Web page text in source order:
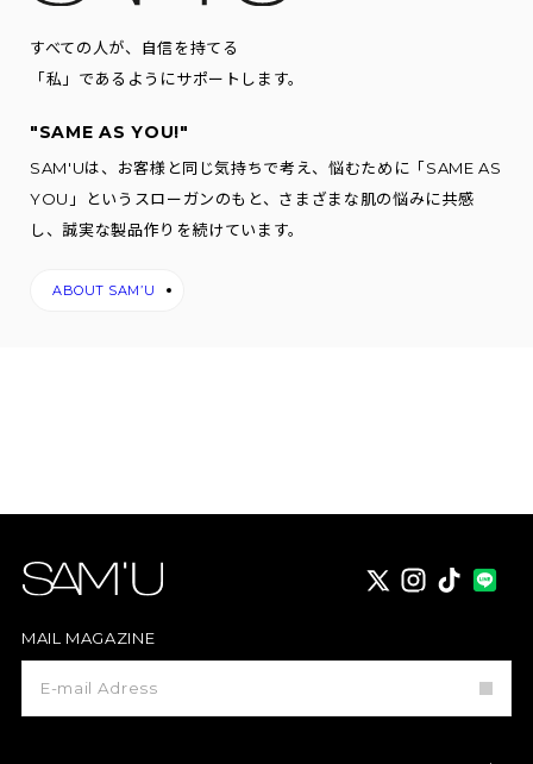
すべての人が、自信を持てる
「私」であるようにサポートします。
"SAME AS YOU!"
SAM'Uは、お客様と同じ気持ちで考え、悩むために「SAME AS
YOU」というスローガンのもと、さまざまな肌の悩みに共感
し、誠実な製品作りを続けています。
ABOUT SAM’U
X instagram
TikTok
MAIL MAGAZINE